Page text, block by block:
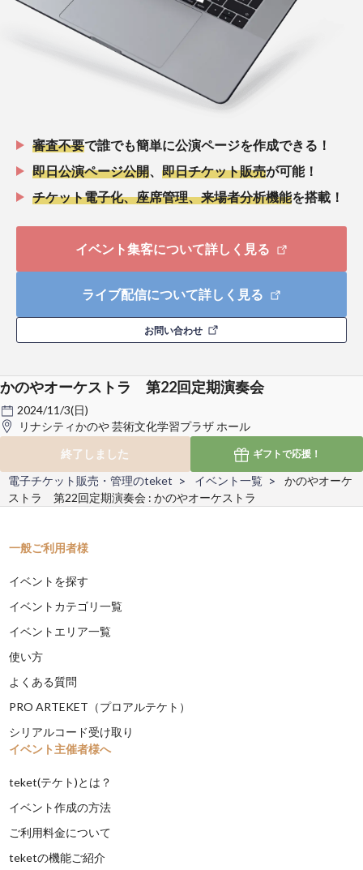
審査不要で誰でも簡単に公演ページを作成できる！
即日公演ページ公開
即日チケット販売が可能！
チケット電子化、座席管理、来場者分析機能を搭載！
イベント集客について詳しく見る
ライブ配信について詳しく見る
お問い合わせ
かのやオーケストラ 第22回定期演奏会
2024/11/3(日)
リナシティかのや 芸術文化学習プラザ ホール
終了しました
ギフトで応援！
電子チケット販売・管理のteket イベント一覧
かのやオーケ
ストラ 第22回定期演奏会 : かのやオーケストラ
一般ご利用者様
イベントを探す
イベントカテゴリ一覧
イベントエリア一覧
使い方
よくある質問
PRO ARTEKET（プロアルテケト）
シリアルコード受け取り
イベント主催者様へ
teket(テケト)とは？
イベント作成の方法
ご利用料金について
teketの機能ご紹介